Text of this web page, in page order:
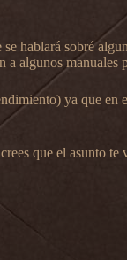
hablará sobré
algunos manuales
ya que en
que el asunto te